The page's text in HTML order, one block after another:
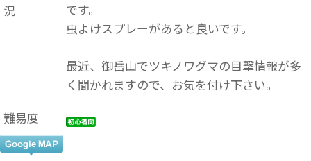
況
です。
虫よけスプレーがあると良いです。
最近、御岳山でツキノワグマの目撃情報が多
く聞かれますので、お気を付け下さい。
難易度